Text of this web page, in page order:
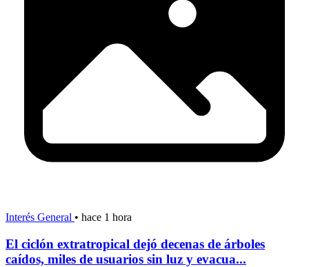
Interés General • hace 1 hora
El ciclón extratropical dejó decenas de árboles
caídos, miles de usuarios sin luz y evacua...